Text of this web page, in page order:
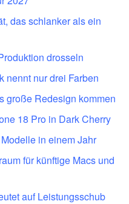
das schlanker als ein
drosseln
nennt nur drei Farben
große Redesign kommen
18 Pro in Dark Cherry
in einem Jahr
für künftige Macs und
auf Leistungsschub